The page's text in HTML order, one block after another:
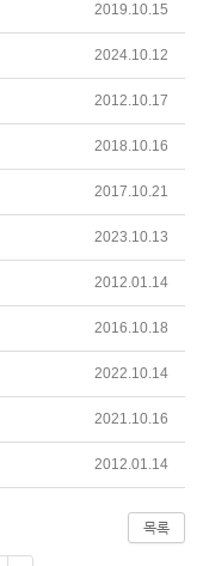
2019.10.15
2024.10.12
2012.10.17
2018.10.16
2017.10.21
2023.10.13
2012.01.14
2016.10.18
2022.10.14
2021.10.16
2012.01.14
목록